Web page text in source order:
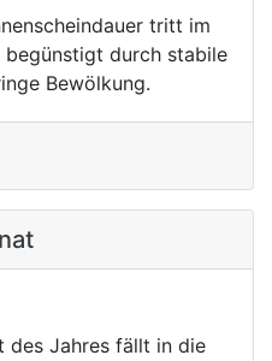
tritt im
durch stabile
Bewölkung.
des Jahres fällt in die